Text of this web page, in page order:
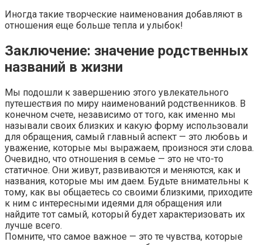
Иногда такие творческие наименования добавляют в
отношения еще больше тепла и улыбок!
Заключение: значение родственных
названий в жизни
Мы подошли к завершению этого увлекательного
путешествия по миру наименований родственников. В
конечном счете, независимо от того, как именно мы
называли своих близких и какую форму использовали
для обращения, самый главный аспект — это любовь и
уважение, которые мы выражаем, произнося эти слова.
Очевидно, что отношения в семье — это не что-то
статичное. Они живут, развиваются и меняются, как и
названия, которые мы им даем. Будьте внимательны к
тому, как вы общаетесь со своими близкими, приходите
к ним с интересными идеями для обращения или
найдите тот самый, который будет характеризовать их
лучше всего.
Помните, что самое важное — это те чувства, которые